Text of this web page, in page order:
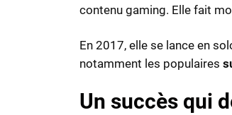
contenu gaming. Elle fait
En 2017, elle se lance en
notamment les populaires
Un succès qui